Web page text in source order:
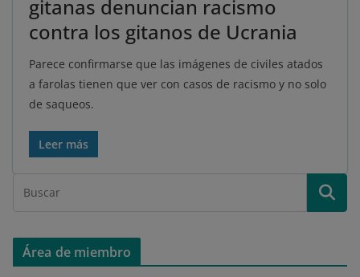
gitanas denuncian racismo
contra los gitanos de Ucrania
Parece confirmarse que las imágenes de civiles atados
a farolas tienen que ver con casos de racismo y no solo
de saqueos.
Leer más
Área de miembro